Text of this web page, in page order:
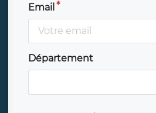
Email
Département